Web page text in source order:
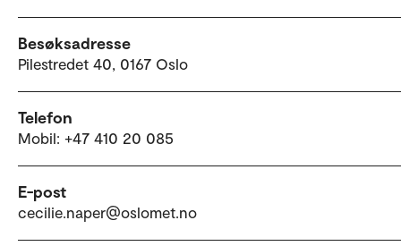
Besøksadresse
Pilestredet 40, 0167 Oslo
Telefon
Mobil: +47 410 20 085
E-post
cecilie.naper@oslomet.no